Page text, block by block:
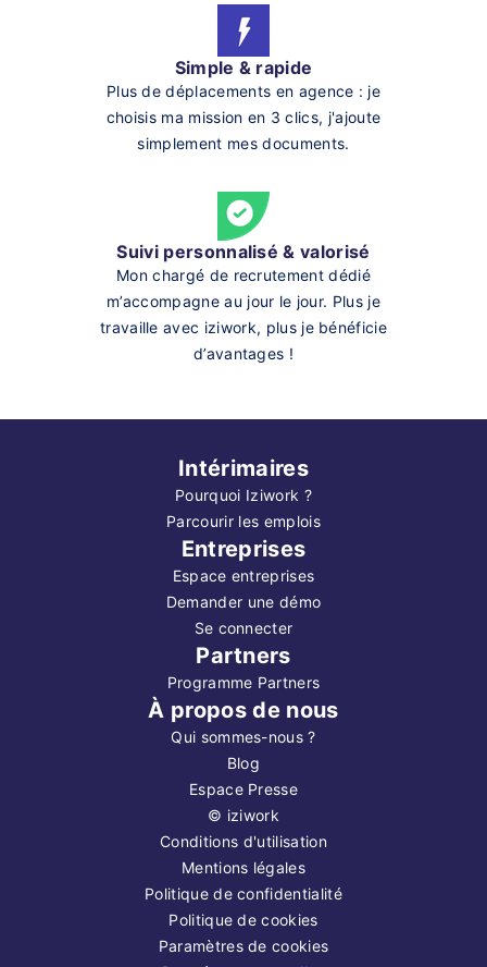
Simple & rapide
Plus de déplacements en agence : je
choisis ma mission en 3 clics, j'ajoute
simplement mes documents.
Suivi personnalisé & valorisé
Mon chargé de recrutement dédié
m’accompagne au jour le jour. Plus je
travaille avec iziwork, plus je bénéficie
d’avantages !
Intérimaires
Pourquoi Iziwork ?
Parcourir les emplois
Entreprises
Espace entreprises
Demander une démo
Se connecter
Partners
Programme Partners
À propos de nous
Qui sommes-nous ?
Blog
Espace Presse
© iziwork
Conditions d'utilisation
Mentions légales
Politique de confidentialité
Politique de cookies
Paramètres de cookies